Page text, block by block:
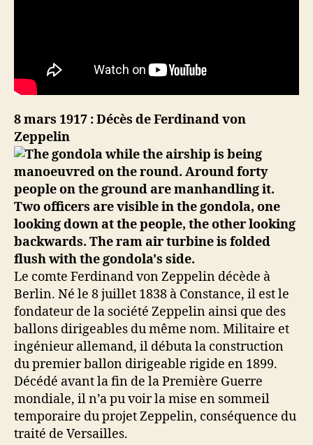
8 mars 1917 : Décès de Ferdinand von
Zeppelin
Le comte Ferdinand von Zeppelin décède à
Berlin. Né le 8 juillet 1838 à Constance, il est le
fondateur de la société Zeppelin ainsi que des
ballons dirigeables du même nom. Militaire et
ingénieur allemand, il débuta la construction
du premier ballon dirigeable rigide en 1899.
Décédé avant la fin de la Première Guerre
mondiale, il n’a pu voir la mise en sommeil
temporaire du projet Zeppelin, conséquence du
traité de Versailles.